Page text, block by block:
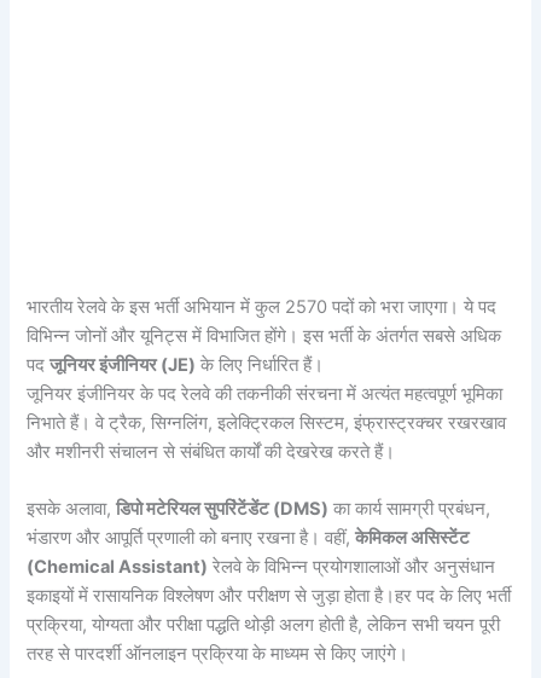
भारतीय रेलवे के इस भर्ती अभियान में कुल 2570 पदों को भरा जाएगा। ये पद
विभिन्न जोनों और यूनिट्स में विभाजित होंगे। इस भर्ती के अंतर्गत सबसे अधिक
पदजूनियर इंजीनियर (JE) के लिए निर्धारित हैं।
जूनियर इंजीनियर के पद रेलवे की तकनीकी संरचना में अत्यंत महत्वपूर्ण भूमिका
निभाते हैं। वे ट्रैक, सिग्नलिंग, इलेक्ट्रिकल सिस्टम, इंफ्रास्ट्रक्चर रखरखाव
और मशीनरी संचालन से संबंधित कार्यों की देखरेख करते हैं।
इसके अलावा,डिपो मटेरियल सुपरिंटेंडेंट (DMS) का कार्य सामग्री प्रबंधन,
भंडारण और आपूर्ति प्रणाली को बनाए रखना है। वहीं,केमिकल असिस्टेंट
(Chemical Assistant) रेलवे के विभिन्न प्रयोगशालाओं और अनुसंधान
इकाइयों में रासायनिक विश्लेषण और परीक्षण से जुड़ा होता है।हर पद के लिए भर्ती
प्रक्रिया, योग्यता और परीक्षा पद्धति थोड़ी अलग होती है, लेकिन सभी चयन पूरी
तरह से पारदर्शी ऑनलाइन प्रक्रिया के माध्यम से किए जाएंगे।